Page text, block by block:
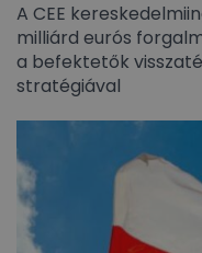
A CEE
milliárd eurós
a befektetők
stratégiával